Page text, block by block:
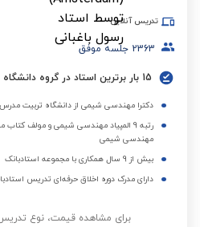
تدریس آنلاین
2363 جلسه موفق
15 بار برترین استاد در گروه دانشگاه و کنکور ارشد در فصول مختلف
دکترا مهندسی شیمی از دانشگاه تربیت مدرس
رتبه 9 المپیاد مهندسی شیمی و مولف
مهندسی شیمی
بیش از 9 سال همکاری با مجموعه استادبانک
دارای مدرک دوره اخلاق حرفه‌ای تدریس
برای مشاهده قیمت، نوع تدریس